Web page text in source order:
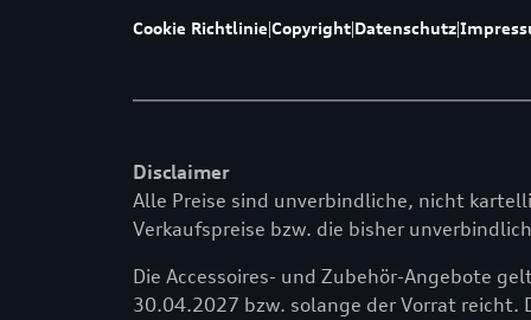
Cookie Richtlinie|Copyright|Datenschutz|
Disclaimer
Alle Preise sind unverbindliche, nicht
Verkaufspreise bzw. die bisher
Die Accessoires- und Zubehör-Angebote
30.04.2027 bzw. solange der Vorrat